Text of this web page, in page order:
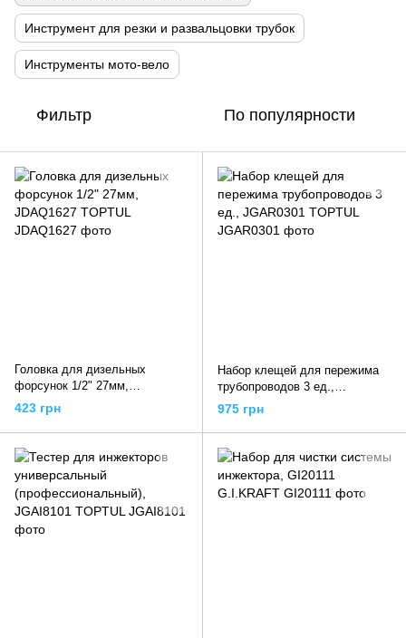
Инструмент для резки и развальцовки трубок
Инструменты мото-вело
Фильтр По популярности
Головка для дизельных
форсунок 1/2" 27мм,
JDAQ1627 TOPTUL
423 грн
Набор клещей для пережима
трубопроводов 3 ед.,
JGAR0301 TOPTUL
975 грн